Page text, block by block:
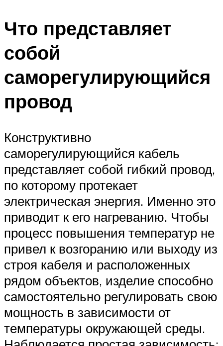
Что представляет
собой
саморегулирующийся
провод
Конструктивно
саморегулирующийся кабель
представляет собой гибкий провод,
по которому протекает
электрическая энергия. Именно это
приводит к его нагреванию. Чтобы
процесс повышения температур не
привел к возгоранию или выходу из
строя кабеля и расположенных
рядом объектов, изделие способно
самостоятельно регулировать свою
мощность в зависимости от
температуры окружающей среды.